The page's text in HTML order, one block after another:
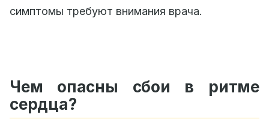
симптомы требуют внимания врача.
Чем опасны сбои в ритме
сердца?